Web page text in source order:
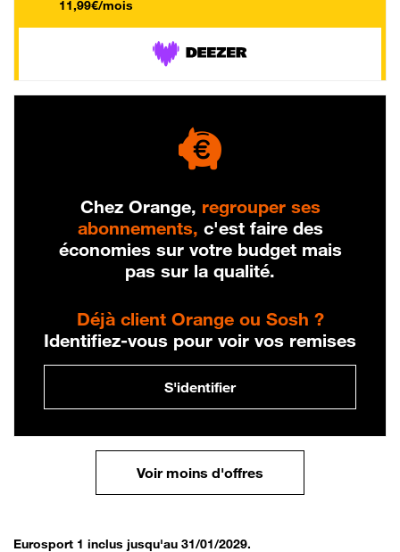
11,99€/mois
Chez Orange, regrouper ses
abonnements, c'est faire des
économies sur votre budget mais
pas sur la qualité.
Déjà client Orange ou Sosh ?
Identifiez-vous pour voir vos remises
S'identifier
Voir moins d'offres
Eurosport 1 inclus jusqu'au 31/01/2029.